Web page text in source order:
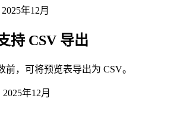
2025年12月
持 CSV 导出
前，可将预览表导出为 CSV。
2025年12月